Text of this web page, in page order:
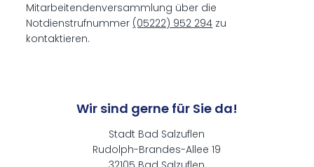
Mitarbeitendenversammlung über die
Notdienstrufnummer (05222) 952 294 zu
kontaktieren.
Wir sind gerne für Sie da!
Stadt Bad Salzuflen
Rudolph-Brandes-Allee 19